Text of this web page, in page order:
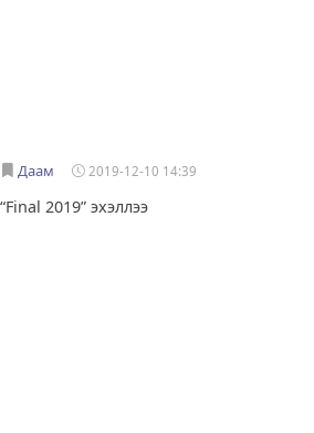
Даам 2019-12-10 14:39
“Final 2019” эхэллээ